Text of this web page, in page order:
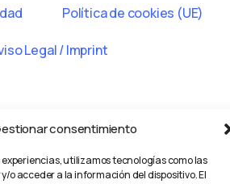
consentimiento
utilizamos tecnologías como las
o acceder a la información del dispositivo. El
Política de cookies (UE)
Legal / Imprint